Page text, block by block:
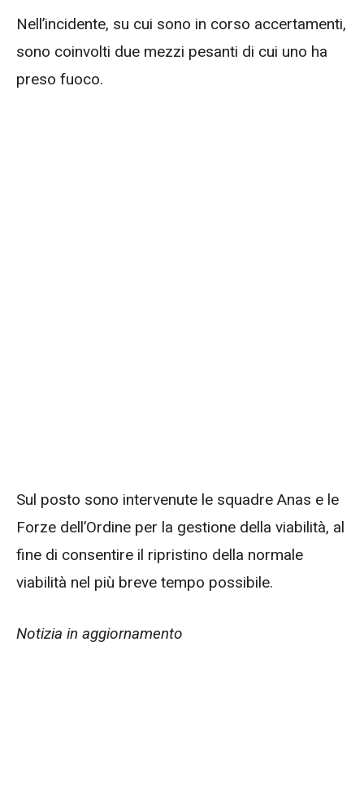
Nell’incidente, su cui sono in corso accertamenti,
sono coinvolti due mezzi pesanti di cui uno ha
preso fuoco.
Sul posto sono intervenute le squadre Anas e le
Forze dell’Ordine per la gestione della viabilità, al
fine di consentire il ripristino della normale
viabilità nel più breve tempo possibile.
Notizia in aggiornamento